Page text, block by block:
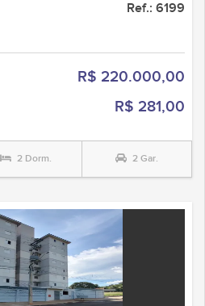
Ref.: 6199
R$ 220.000,00
R$ 281,00
2 Dorm. 2 Gar.